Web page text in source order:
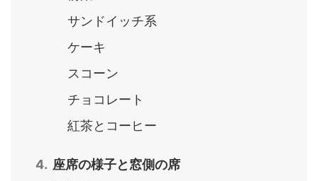
サンドイッチ系
ケーキ
スコーン
チョコレート
紅茶とコーヒー
座席の様子と窓側の席